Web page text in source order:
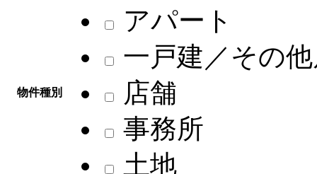
物件種別
アパート
一戸建／その
店舗
事務所
土地